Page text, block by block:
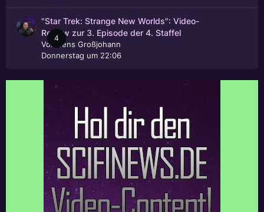
4
"Star Trek: Strange New Worlds": Video-
Review zur 3. Episode der 4. Staffel
Von
Jens Großjohann
Donnerstag um 22:06